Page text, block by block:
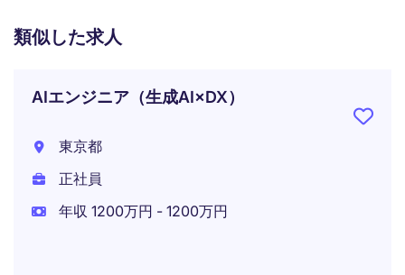
類似した求人
AIエンジニア（生成AI×DX）
東京都
正社員
年収 1200万円 - 1200万円